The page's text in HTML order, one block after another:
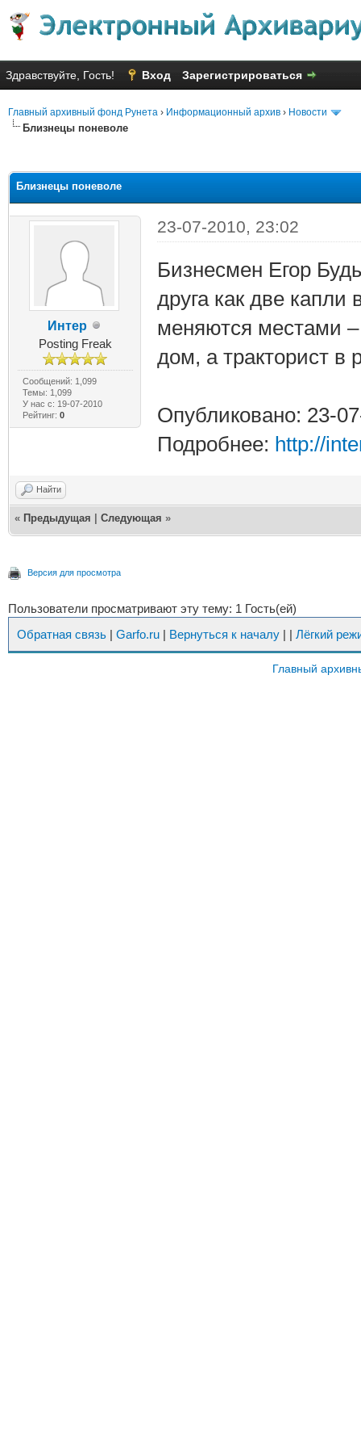
Здравствуйте, Гость! Вход Зарегистрироваться
Главный архивный фонд Рунета › Информационный архив › Новости
Близнецы поневоле
Близнецы поневоле
Интер
Posting Freak
Сообщений: 1,099
Темы: 1,099
У нас с: 19-07-2010
Рейтинг: 0
23-07-2010, 23:02
Бизнесмен Егор
друга как две
меняются местами
дом, а тракторист в
Опубликовано: 23-
Подробнее: http://
Найти
« Предыдущая Следующая »
Версия для просмотра
Пользователи просматривают эту тему: 1 Гость(ей)
Обратная связь | Garfo.ru | Вернуться к началу | | Лёгкий
Главный